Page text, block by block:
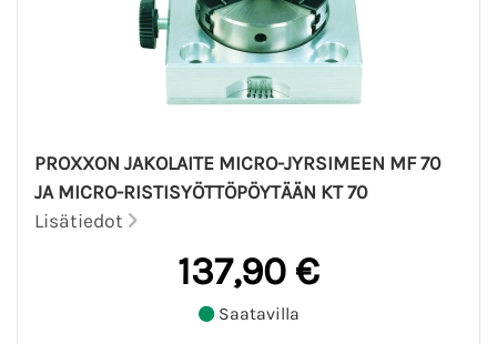
PROXXON JAKOLAITE MICRO-JYRSIMEEN MF 70
JA MICRO-RISTISYÖTTÖPÖYTÄÄN KT 70
Lisätiedot
137,90 €
Saatavilla